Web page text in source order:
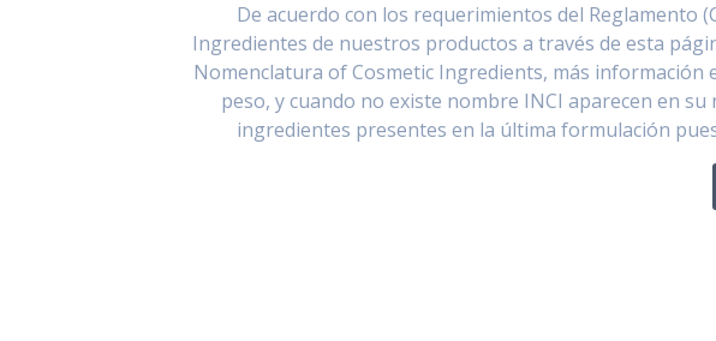
De acuerdo con los requerimientos del Reglamento
Ingredientes de nuestros productos a través de esta
Nomenclatura of Cosmetic Ingredients, más
peso, y cuando no existe nombre INCI aparecen en
ingredientes presentes en la última formulación